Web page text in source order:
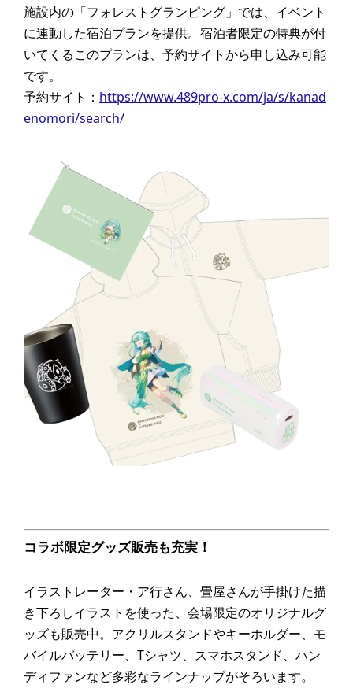
施設内の「フォレストグランピング」では、イベント
に連動した宿泊プランを提供。宿泊者限定の特典が付
いてくるこのプランは、予約サイトから申し込み可能
です。
予約サイト： https://www.489pro-x.com/ja/s/kanad
enomori/search/
コラボ限定グッズ販売も充実！
イラストレーター・ア行さん、畳屋さんが手掛けた描
き下ろしイラストを使った、会場限定のオリジナルグ
ッズも販売中。アクリルスタンドやキーホルダー、モ
バイルバッテリー、Tシャツ、スマホスタンド、ハン
ディファンなど多彩なラインナップがそろいます。